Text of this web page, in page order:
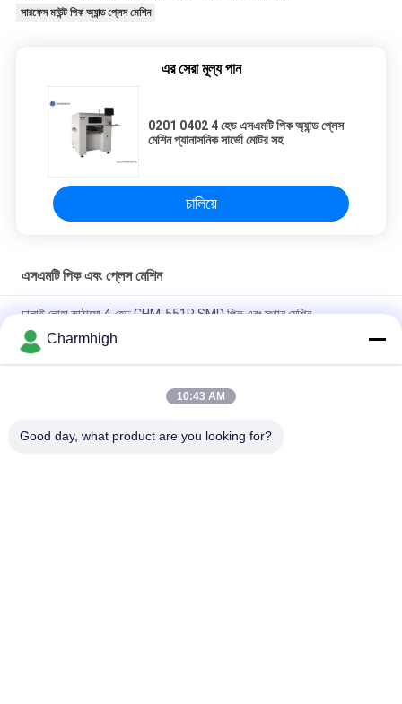
সারফেস মাউন্ট পিক অ্যান্ড প্লেস মেশিন
এর সেরা মূল্য পান
0201 0402 4 হেড এসএমটি পিক অ্যান্ড প্লেস
মেশিন প্যানাসনিক সার্ভো মোটর সহ
চালিয়ে
এসএমটি পিক এবং প্লেস মেশিন
ঢালাই লোহা কাঠামো 4-হেড CHM-551P SMD পিক এবং স্থান মেশিন
সংকীর্ণ নকশা উচ্চ নির্ভুলতা TC06 মডিউল এসএমটি পিক এবং স্থান মেশিন 6 মাথা সমর্থন
01005
চার্মহাই TM08 পিসিবিএ ম্যানুফ্যাকচারিং এসএমটি চিপ মাউন্টার প্লেসমেন্ট মেশিন
Charmhigh
10:43 AM
Good day, what product are you looking for?